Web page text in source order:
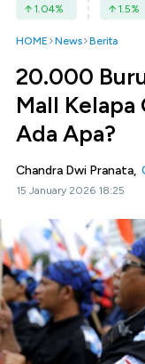
1.04% 1.5%
HOME News Berita
20.000
Mall Kelapa
Ada Apa?
Chandra Dwi Pranata,
15 January 2026 18:25